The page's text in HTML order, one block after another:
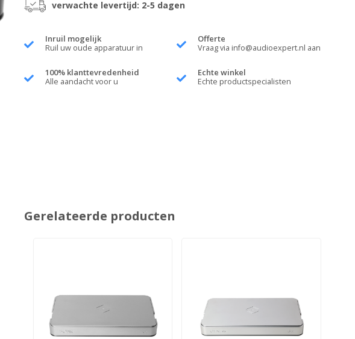
verwachte levertijd: 2-5 dagen
Inruil mogelijk
Ruil uw oude apparatuur in
Offerte
Vraag via info@audioexpert.nl aan
100% klanttevredenheid
Alle aandacht voor u
Echte winkel
Echte productspecialisten
Gerelateerde producten